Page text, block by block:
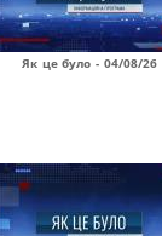
Як це було - 04/08/26